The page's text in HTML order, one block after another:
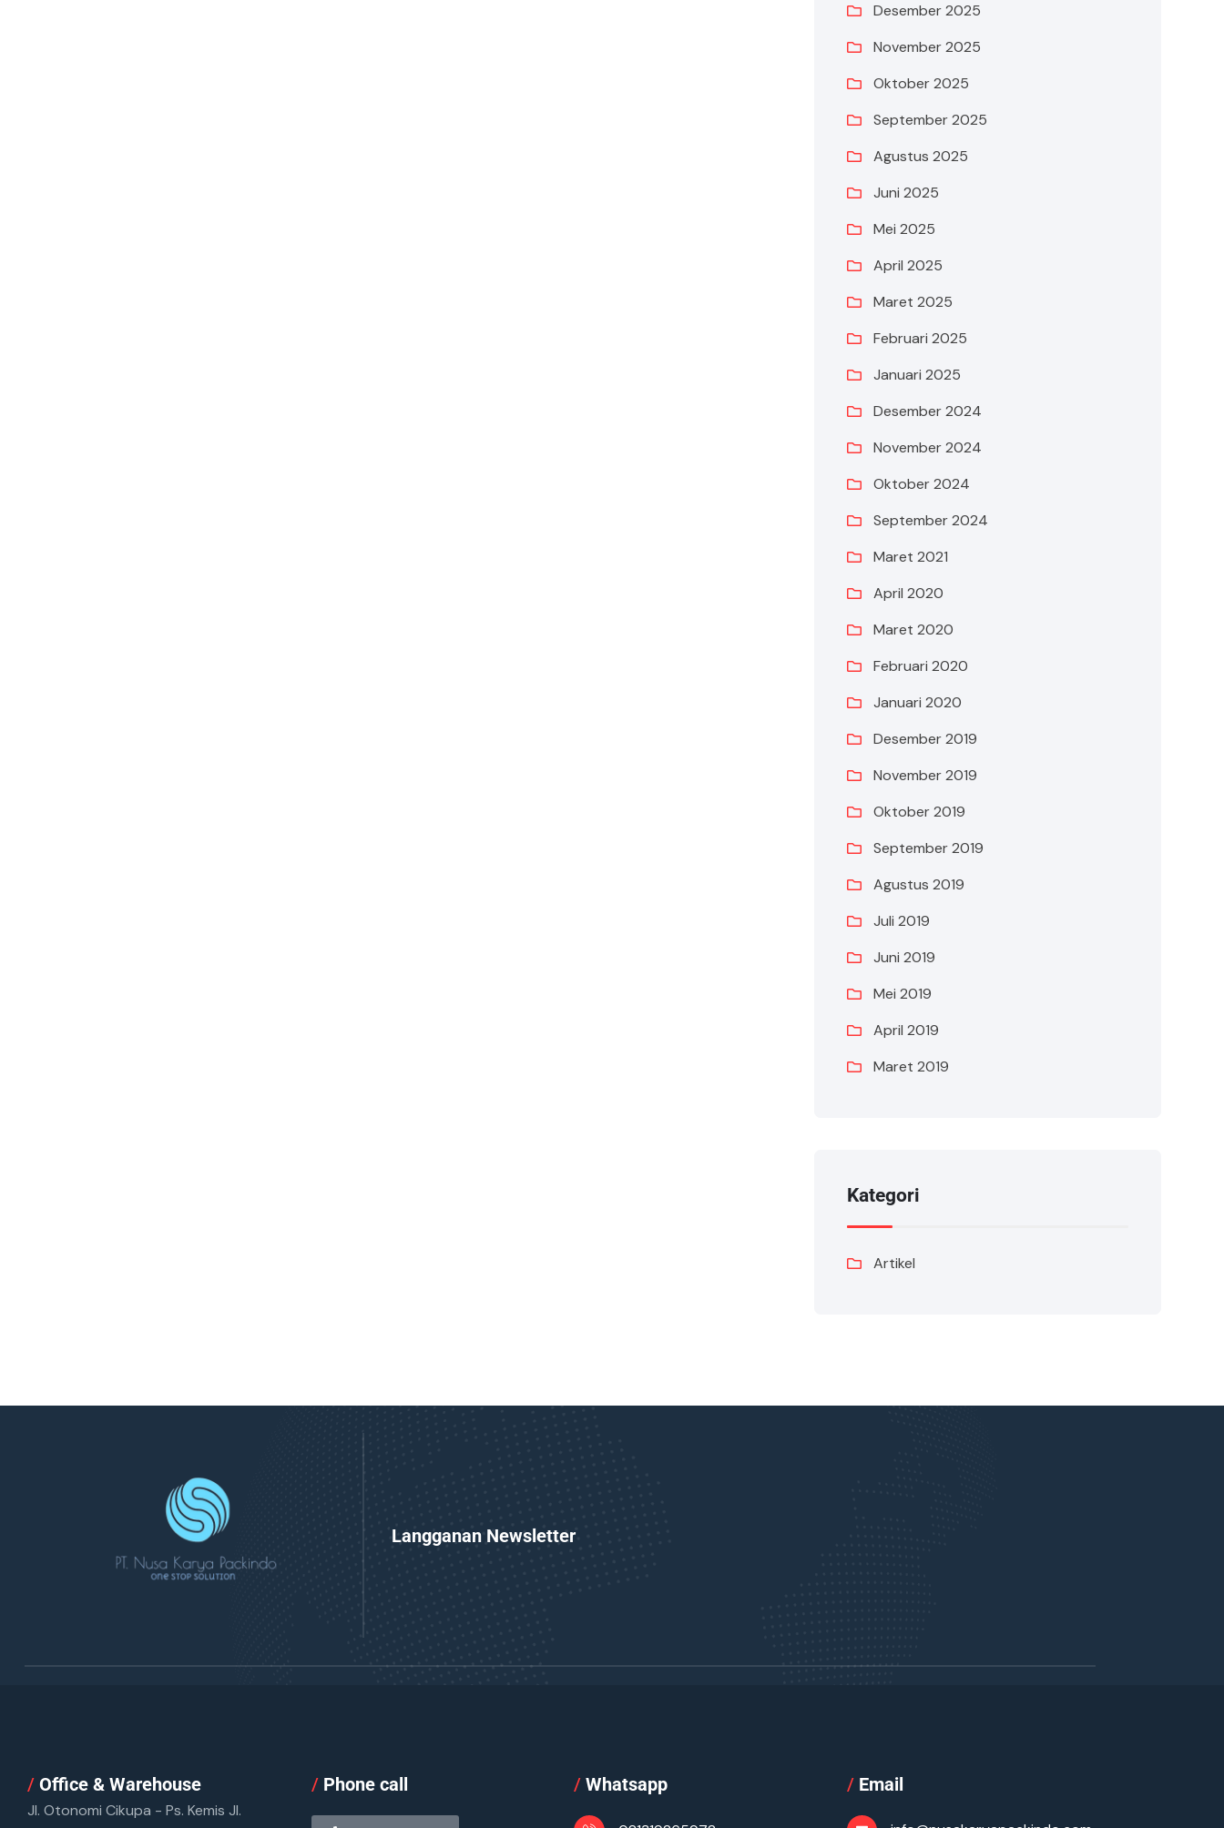
Desember 2025
November 2025
Oktober 2025
September 2025
Agustus 2025
Juni 2025
Mei 2025
April 2025
Maret 2025
Februari 2025
Januari 2025
Desember 2024
November 2024
Oktober 2024
September 2024
Maret 2021
April 2020
Maret 2020
Februari 2020
Januari 2020
Desember 2019
November 2019
Oktober 2019
September 2019
Agustus 2019
Juli 2019
Juni 2019
Mei 2019
April 2019
Maret 2019
Kategori
Artikel
Langganan Newsletter
/ Office & Warehouse
Jl. Otonomi Cikupa - Ps. Kemis Jl.
/ Phone call /Whatsapp /Email